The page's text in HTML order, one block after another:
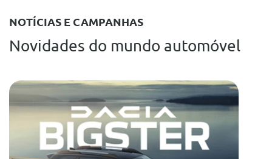
NOTÍCIAS E CAMPANHAS
Novidades do mundo automóvel